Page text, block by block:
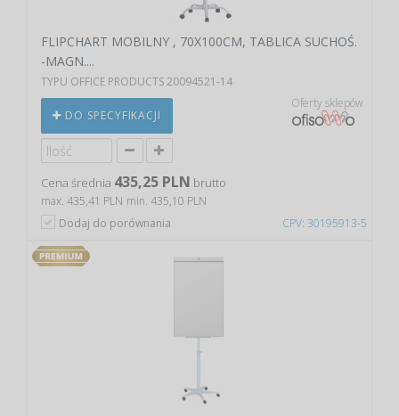
CPV: 30195913-5
FLIPCHART MOBILNY , 70X100CM, TABLICA SUCHOŚ.
-MAGN....
TYPU OFFICE PRODUCTS 20094521-14
DO SPECYFIKACJI
Oferty sklepów
Cena średnia 435,25 PLN brutto
max. 435,41 PLN min. 435,10 PLN
Dodaj do porównania